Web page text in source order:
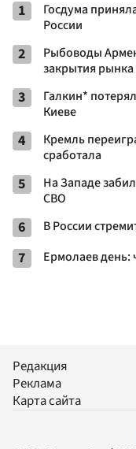
1
Госдума
России
2
Рыбоводы
закрытия рынка
3
Галкин*
Киеве
4
Кремль
сработала
5
На Западе
СВО
6 В России
7 Ермолаев день:
Редакция
Реклама
Карта сайта